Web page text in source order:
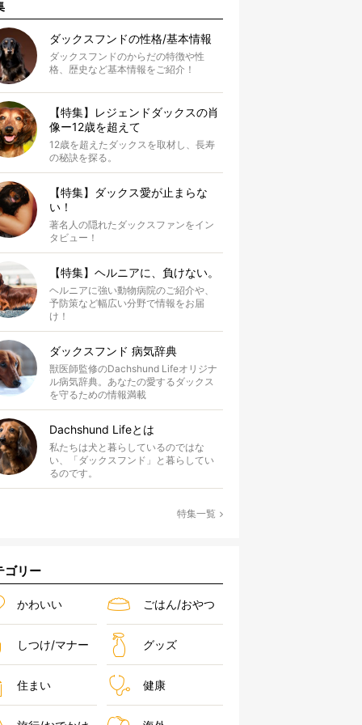
ダックスフンドの性格/基本情報
ダックスフンドのからだの特徴や性
格、歴史など基本情報をご紹介！
【特集】レジェンドダックスの肖
像ー12歳を超えて
12歳を超えたダックスを取材し、長寿
の秘訣を探る。
【特集】ダックス愛が止まらな
い！
著名人の隠れたダックスファンをイン
タビュー！
【特集】ヘルニアに、負けない。
ヘルニアに強い動物病院のご紹介や、
予防策など幅広い分野で情報をお届
け！
ダックスフンド 病気辞典
獣医師監修のDachshund Lifeオリジナ
ル病気辞典。あなたの愛するダックス
を守るための情報満載
Dachshund Lifeとは
私たちは犬と暮らしているのではな
い、「ダックスフンド」と暮らしてい
るのです。
特集一覧
ゴリー
かわいい ごはん/おやつ
しつけ/マナー グッズ
住まい 健康